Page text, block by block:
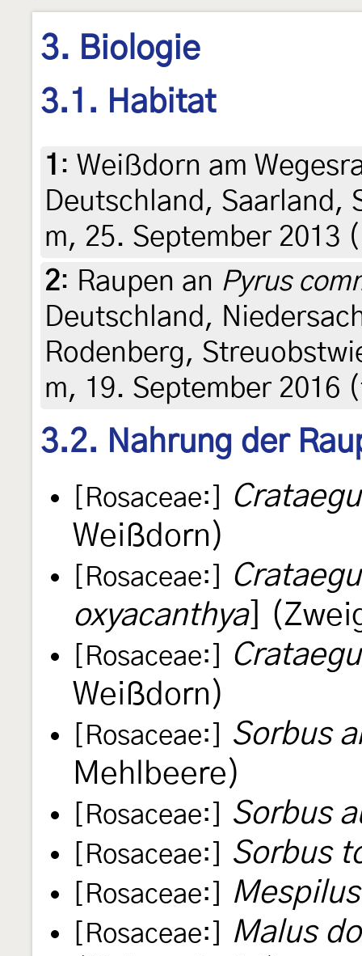
3. Biologie
3.1. Habitat
1 : Weißdorn am
Deutschland, Saarland,
m, 25. September 2013
2: Raupen an Pyrus
Deutschland,
Rodenberg,
m, 19. September 2016
3.2. Nahrung der
[Rosaceae:]
Weißdorn)
[Rosaceae:]
oxyacanthya]
[Rosaceae:]
Weißdorn)
[Rosaceae:]
Sorbus
Mehlbeere)
[Rosaceae:] Sorbus
[Rosaceae:] Sorbus
[Rosaceae:]
[Rosaceae:]
Malus